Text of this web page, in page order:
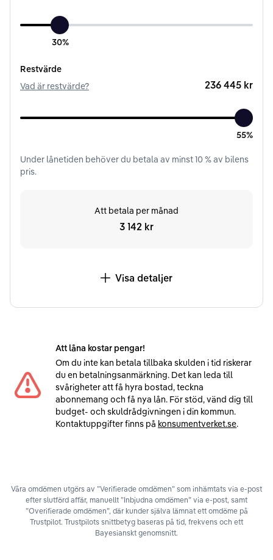
30%
Restvärde
Vad är restvärde?
236 445 kr
55%
Under lånetiden behöver du betala av minst10% av bilens
pris.
Att betala per månad
3 142 kr
Visa detaljer
Att låna kostar pengar!
Om du inte kan betala tillbaka skulden i tid riskerar
du en betalningsanmärkning. Det kan leda till
svårigheter att få hyra bostad, teckna
abonnemang och få nya lån. För stöd, vänd dig till
budget- och skuldrådgivningen i din kommun.
Kontaktuppgifter finns på konsumentverket.se.
Våra omdömen utgörs av ”Verifierade omdömen” som inhämtats via e-post
efter slutförd affär, manuellt ”Inbjudna omdömen” via e-post, samt
”Overifierade omdömen”, där kunder själva lämnat ett omdöme på
Trustpilot. Trustpilots snittbetyg baseras på tid, frekvens och ett
Bayesianskt genomsnitt.